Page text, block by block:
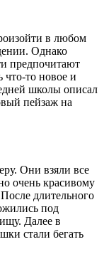
в любом
Однако
предпочитают
что-то новое и
школы описал
пейзаж на
Они взяли все
очень красивому
длительного
под
Далее в
стали бегать